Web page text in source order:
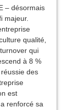
– désormais
majeur.
qualité,
qui
à 8 %
des
est
renforcé sa